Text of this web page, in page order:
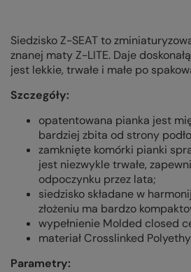
Siedzisko Z-SEAT to
znanej maty Z-LITE. Daje
jest lekkie, trwałe i małe po
Szczegóły:
opatentowana pianka jest
bardziej zbita od strony
zamknięte komórki pianki
jest niezwykle trwałe,
odpoczynku przez lata;
siedzisko składane w
złożeniu ma bardzo
wypełnienie Molded closed
materiał Crosslinked
Parametry: